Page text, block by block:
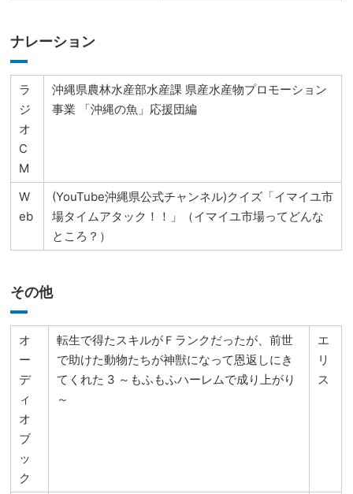
ナレーション
ラ
ジ
オ
C
M
沖縄県農林水産部水産課 県産水産物プロモーション
事業 「沖縄の魚」応援団編
W
eb
(YouTube沖縄県公式チャンネル)クイズ「イマイユ市
場タイムアタック！！」（イマイユ市場ってどんな
ところ？）
その他
オ
ー
デ
ィ
オ
ブ
ッ
ク
転生で得たスキルがＦランクだったが、前世
で助けた動物たちが神獣になって恩返しにき
てくれた 3 ～もふもふハーレムで成り上がり
～
エ
リ
ス